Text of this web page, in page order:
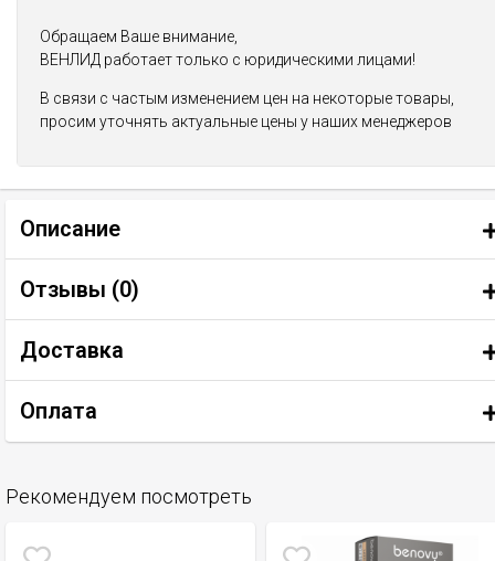
Обращаем Ваше внимание,
ВЕНЛИД работает только с юридическими лицами!
В связи с частым изменением цен на некоторые товары,
просим уточнять актуальные цены у наших менеджеров
Описание
Отзывы (0)
Доставка
Оплата
Рекомендуем посмотреть